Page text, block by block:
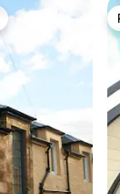
dos hóspedes